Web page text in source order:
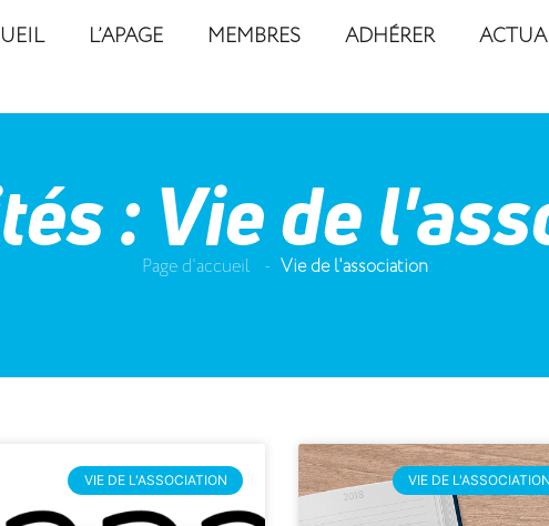
L’APAGE MEMBRES ADHÉRER
: Vie de
Page d'accueil - Vie de l'association
VIE DE L'ASSOCIATION VIE DE L'ASSOCIATION